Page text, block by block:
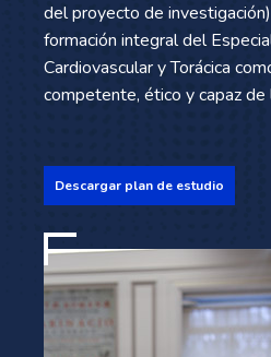
del proyecto de
formación integral del
Cardiovascular y Torácica
competente, ético y capaz de
Descargar plan de estudio